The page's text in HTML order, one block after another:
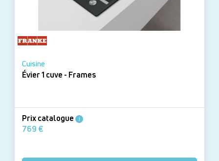
Cuisine
Évier 1 cuve - Frames
Prix catalogue i
769 €